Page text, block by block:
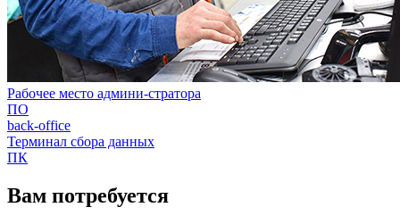
Рабочее место админи-стратора
ПО
back-office
Терминал сбора данных
ПК
Вам потребуется